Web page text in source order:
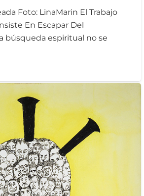
Foto: LinaMarin El Trabajo
En Escapar Del
búsqueda espiritual no se